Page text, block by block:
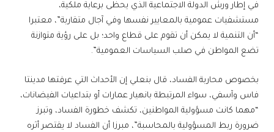
في إطار ورش الدولة الاجتماعية الذي يحظى برعاية ملكية،
مستشفيات عمومية بالمعايير نفسها وفي آجال متقاربة”، معتبرا
“أن التنمية لا يمكن أن تقوم على قطاع واحد؛ بل على رؤية متوازنة
تضع المواطن في صلب السياسات العمومية”.
بخصوص محاربة الفساد، قال بنعلي إن الأحداث التي عرفتها مدينتا
فاس وآسفي، سواء المرتبطة بانهيار عمارات أو بتداعيات الفيضانات،
“مهما كانت مسؤولية المواطنين، تكشف خطورة الفساد، وتبرز
ضرورة ربط المسؤولية بالمحاسبة”، مبرزا أن الفساد لا يقتصر أثره